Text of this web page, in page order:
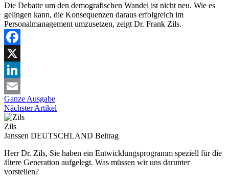
Die Debatte um den demografischen Wandel ist nicht neu. Wie es
gelingen kann, die Konsequenzen daraus erfolgreich im
Personalmanagement umzusetzen, zeigt Dr. Frank Zils.
Facebook
X
LinkedIn
Email
Ganze Ausgabe
Nächster Artikel
Zils
Janssen DEUTSCHLAND Beitrag
Herr Dr. Zils, Sie haben ein Entwicklungsprogramm speziell für die
ältere Generation aufgelegt. Was müssen wir uns darunter
vorstellen?